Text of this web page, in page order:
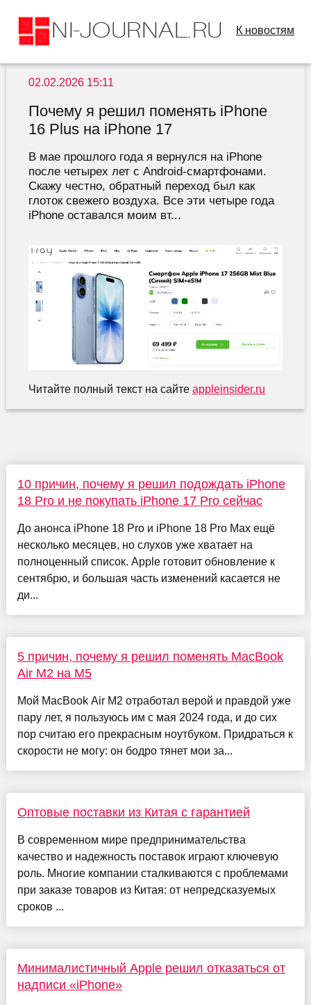
К новостям
02.02.2026 15:11
Почему я решил поменять iPhone
16 Plus на iPhone 17
В мае прошлого года я вернулся на iPhone
после четырех лет с Android-смартфонами.
Скажу честно, обратный переход был как
глоток свежего воздуха. Все эти четыре года
iPhone оставался моим вт...
Читайте полный текст на сайте appleinsider.ru
10 причин, почему я решил подождать iPhone
18 Pro и не покупать iPhone 17 Pro сейчас
До анонса iPhone 18 Pro и iPhone 18 Pro Max ещё
несколько месяцев, но слухов уже хватает на
полноценный список. Apple готовит обновление к
сентябрю, и большая часть изменений касается не
ди...
5 причин, почему я решил поменять MacBook
Air M2 на M5
Мой MacBook Air M2 отработал верой и правдой уже
пару лет, я пользуюсь им с мая 2024 года, и до сих
пор считаю его прекрасным ноутбуком. Придраться к
скорости не могу: он бодро тянет мои за...
Оптовые поставки из Китая с гарантией
В современном мире предпринимательства
качество и надежность поставок играют ключевую
роль. Многие компании сталкиваются с проблемами
при заказе товаров из Китая: от непредсказуемых
сроков ...
Минималистичный Apple решил отказаться от
надписи «iPhone»